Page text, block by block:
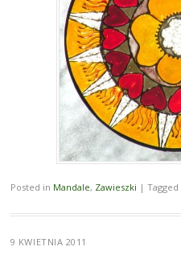
Posted in Mandale, Zawieszki | Tagged
9 KWIETNIA 2011